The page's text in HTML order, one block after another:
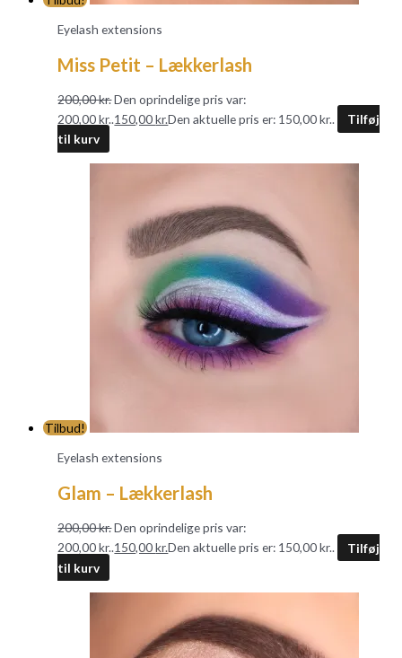
Eyelash extensions
Miss Petit – Lækkerlash
200,00kr.Den oprindelige pris var:
200,00 kr..150,00kr.Den aktuelle pris er: 150,00 kr..
Tilføj
til kurv
Tilbud!
Eyelash extensions
Glam – Lækkerlash
200,00kr.Den oprindelige pris var:
200,00 kr..150,00kr.Den aktuelle pris er: 150,00 kr..
Tilføj
til kurv